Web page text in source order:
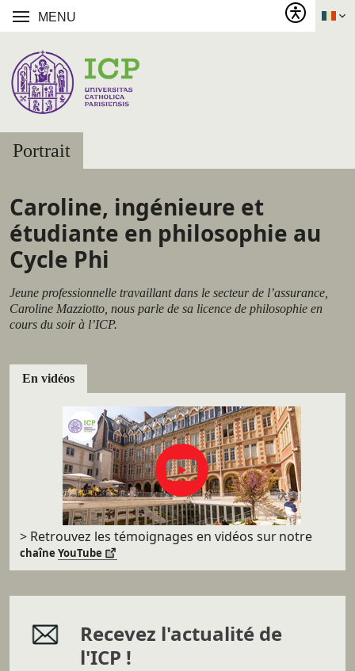
MENU
Portrait
Caroline, ingénieure et
étudiante en philosophie au
Cycle Phi
Jeune professionnelle travaillant dans le secteur de l’assurance,
Caroline Mazziotto, nous parle de sa licence de philosophie en
cours du soir à l’ICP.
En vidéos
> Retrouvez les témoignages en vidéos surnotre
chaîne YouTube
Recevez l'actualité de
l'ICP !